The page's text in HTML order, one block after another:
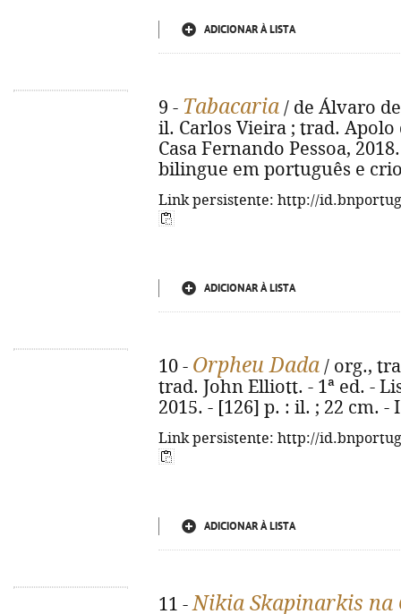
ADICIONAR À LISTA
9 - Tabacaria / de Álvaro
il. Carlos Vieira ; trad. Apolo
Casa Fernando Pessoa,
bilingue em português e
Link persistente: http://
ADICIONAR À LISTA
10 - Orpheu Dada / org.,
trad. John Elliott. - 1ª ed. -
2015. - [126] p. : il. ; 22 cm. -
Link persistente: http://
ADICIONAR À LISTA
11 -Nikia Skapinarkis na